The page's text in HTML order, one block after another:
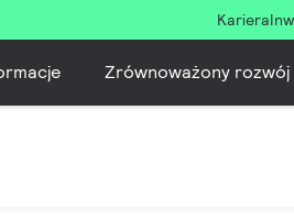
Kariera
Zrównoważony rozwój